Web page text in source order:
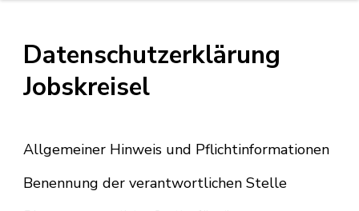
Datenschutzerklärung
Jobskreisel
Allgemeiner Hinweis und Pflichtinformationen
Benennung der verantwortlichen Stelle